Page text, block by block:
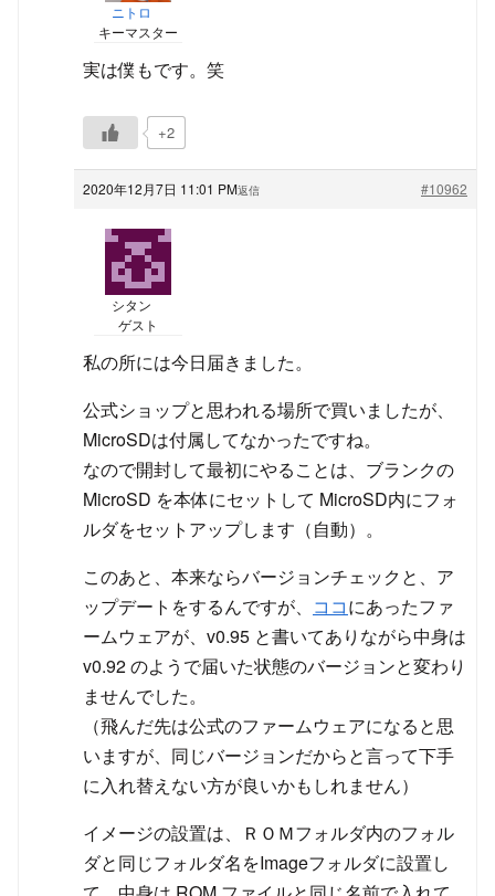
ニトロ
キーマスター
実は僕もです。笑
+2
2020年12月7日 11:01 PM #10962
返信
シタン
ゲスト
私の所には今日届きました。
公式ショップと思われる場所で買いましたが、
MicroSDは付属してなかったですね。
なので開封して最初にやることは、ブランクの
MicroSD を本体にセットして MicroSD内にフォ
ルダをセットアップします（自動）。
このあと、本来ならバージョンチェックと、ア
ップデートをするんですが、 ココにあったファ
ームウェアが、v0.95 と書いてありながら中身は
v0.92 のようで届いた状態のバージョンと変わり
ませんでした。
（飛んだ先は公式のファームウェアになると思
いますが、同じバージョンだからと言って下手
に入れ替えない方が良いかもしれません）
イメージの設置は、ＲＯＭフォルダ内のフォル
ダと同じフォルダ名をImageフォルダに設置し